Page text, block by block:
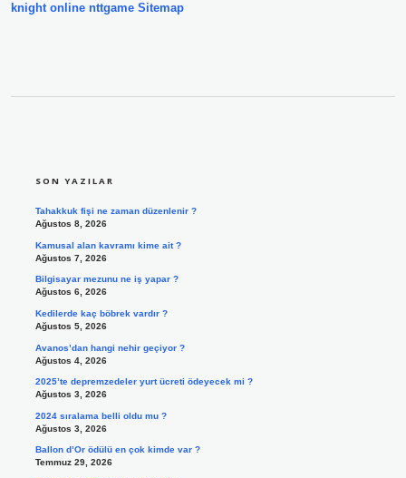
knight online nttgame Sitemap
SON YAZILAR
Tahakkuk fişi ne zaman düzenlenir ?
Ağustos 8, 2026
Kamusal alan kavramı kime ait ?
Ağustos 7, 2026
Bilgisayar mezunu ne iş yapar ?
Ağustos 6, 2026
Kedilerde kaç böbrek vardır ?
Ağustos 5, 2026
Avanos’dan hangi nehir geçiyor ?
Ağustos 4, 2026
2025’te depremzedeler yurt ücreti ödeyecek mi ?
Ağustos 3, 2026
2024 sıralama belli oldu mu ?
Ağustos 3, 2026
Ballon d’Or ödülü en çok kimde var ?
Temmuz 29, 2026